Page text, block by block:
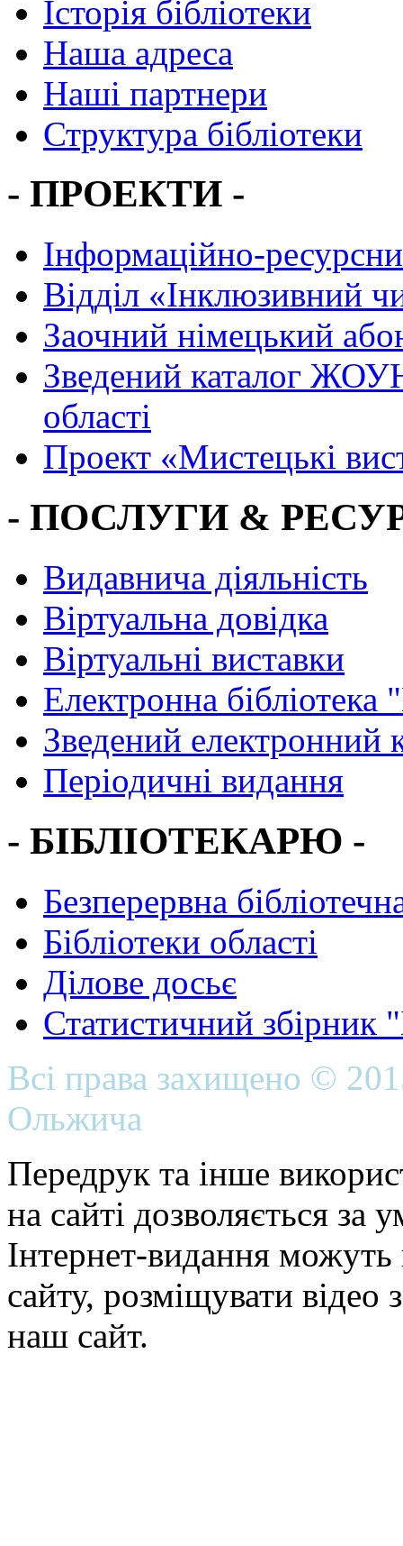
Історія бібліотеки
Наша адреса
Наші партнери
Структура бібліотеки
- ПРОЕКТИ -
Інформаційно-
Вiддiл «Інклюзивний
Заочний німецький
Зведений каталог
області
Проект «Мистецькі
- ПОСЛУГИ &
Видавнича діяльність
Віртуальна довідка
Віртуальні виставки
Електронна
Зведений електронний
Періодичні видання
- БІБЛІОТЕКАРЮ -
Безперервна
Бібліотеки області
Ділове досьє
Статистичний
Всі права захищено ©
Ольжича
Передрук та інше
на сайті дозволяється
Інтернет-видання можуть
сайту, розміщувати відео
наш сайт.